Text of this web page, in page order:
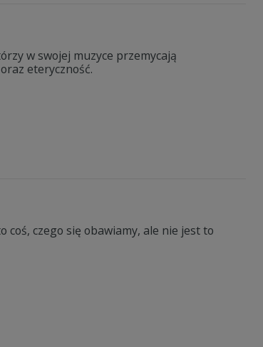
w swojej muzyce przemycają
eteryczność.
czego się obawiamy, ale nie jest to